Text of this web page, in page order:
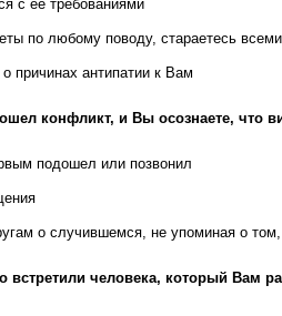
с ее требованиями
по любому поводу, стараетесь
причинах антипатии к Вам
конфликт, и Вы осознаете, что
подошел или позвонил
о случившемся, не упоминая о
встретили человека, который Вам